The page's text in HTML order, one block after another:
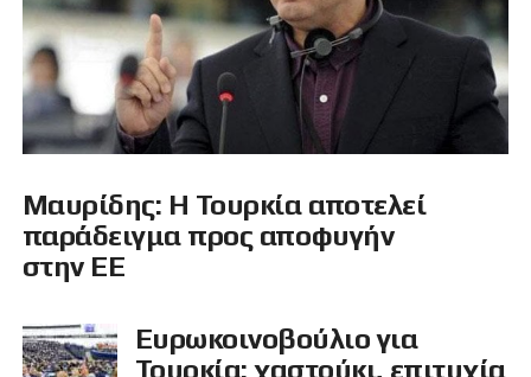
Μαυρίδης: Η Τουρκία αποτελεί
παράδειγμα προς αποφυγήν
στην ΕΕ
Ευρωκοινοβούλιο για
Τουρκία: χαστούκι, επιτυχία